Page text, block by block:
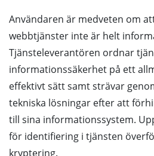
Användaren är medveten om
webbtjänster inte är helt
Tjänsteleverantören ordnar
informationssäkerhet på ett
effektivt sätt samt strävar
tekniska lösningar efter att
till sina informationssystem.
för identifiering i tjänsten
kryptering.